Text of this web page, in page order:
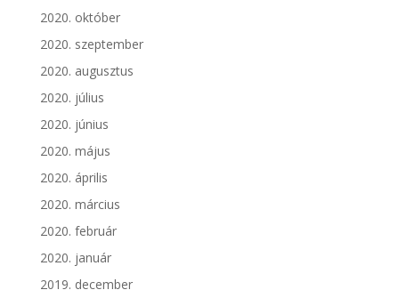
2020. október
2020. szeptember
2020. augusztus
2020. július
2020. június
2020. május
2020. április
2020. március
2020. február
2020. január
2019. december